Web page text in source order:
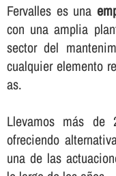
Fervalles es una
con una amplia
sector del
cualquier elemento
as.
Llevamos más de
ofreciendo
una de las